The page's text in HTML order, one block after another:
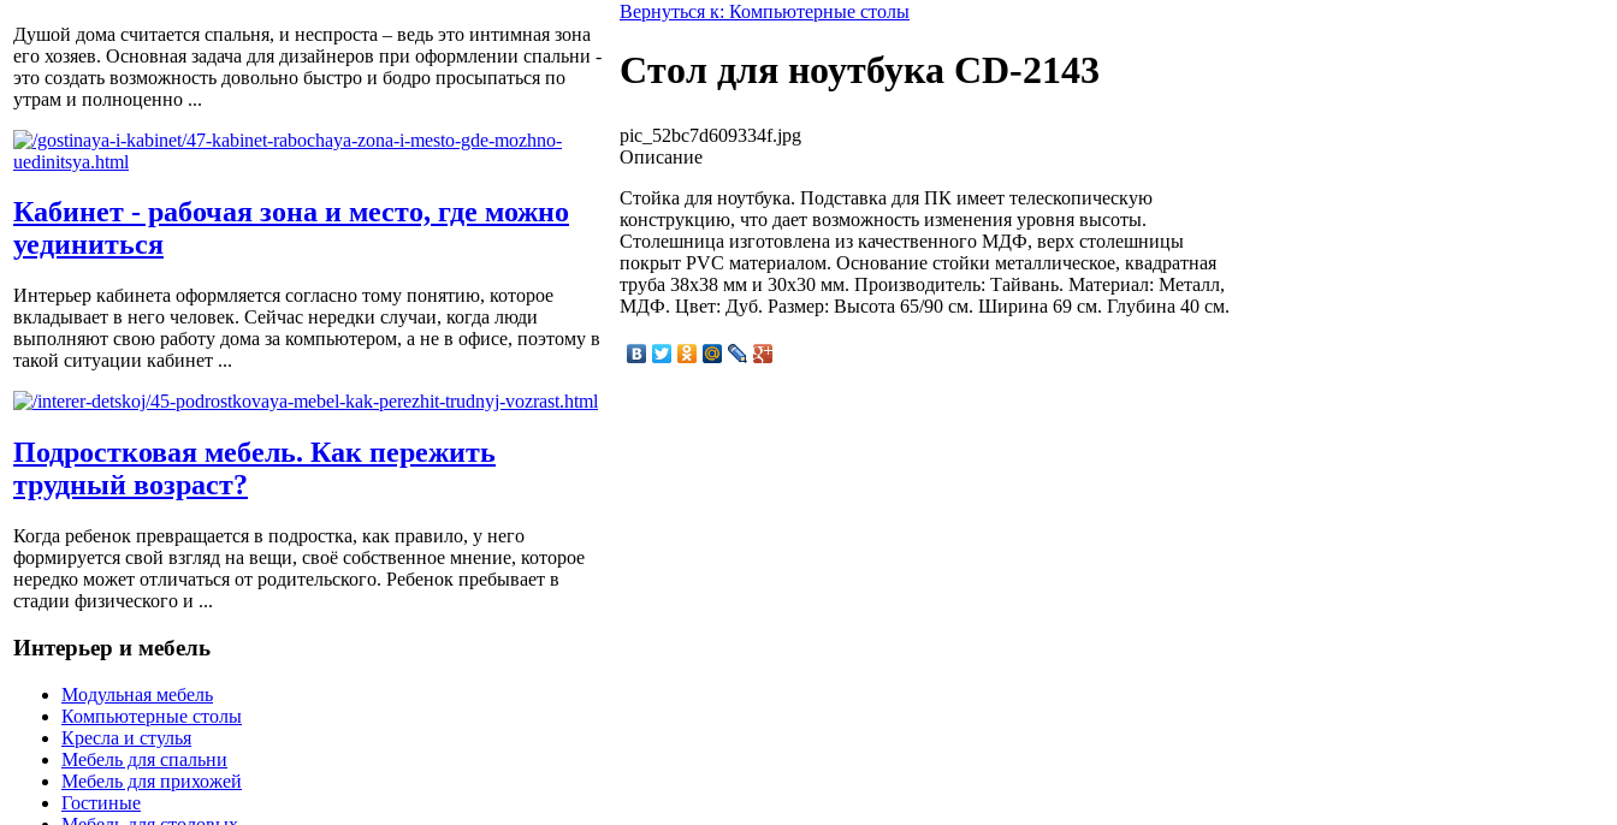
Душой дома считается спальня, и неспроста – ведь это интимная зона
его хозяев. Основная задача для дизайнеров при оформлении спальни -
это создать возможность довольно быстро и бодро просыпаться по
утрам и полноценно ...
Кабинет - рабочая зона и место, где можно
уединиться
Интерьер кабинета оформляется согласно тому понятию, которое
вкладывает в него человек. Сейчас нередки случаи, когда люди
выполняют свою работу дома за компьютером, а не в офисе, поэтому в
такой ситуации кабинет ...
Подростковая мебель. Как пережить
трудный возраст?
Когда ребенок превращается в подростка, как правило, у него
формируется свой взгляд на вещи, своё собственное мнение, которое
нередко может отличаться от родительского. Ребенок пребывает в
стадии физического и ...
Интерьер и мебель
Модульная мебель
Компьютерные столы
Кресла и стулья
Мебель для спальни
Мебель для прихожей
Гостиные
Вернуться к: Компьютерные столы
Стол для ноутбука CD-2143
pic_52bc7d609334f.jpg
Описание
Стойка для ноутбука. Подставка для ПК имеет телескопическую
конструкцию, что дает возможность изменения уровня высоты.
Столешница изготовлена из качественного МДФ, верх столешницы
покрыт PVC материалом. Основание стойки металлическое, квадратная
труба 38х38 мм и 30х30 мм. Производитель: Тайвань. Материал: Металл,
МДФ. Цвет: Дуб. Размер: Высота 65/90 см. Ширина 69 см. Глубина 40 см.